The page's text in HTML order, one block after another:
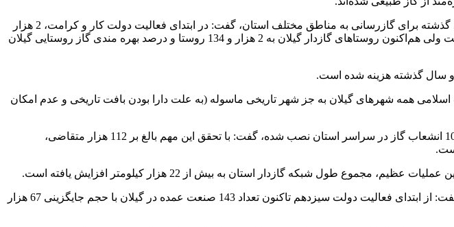
به گزارش آفتاب شمال ، مدیرعامل شرکت گاز استان گیلان با اشاره به اقدامات صورت‌گرفته در دو سال گذشته برای گازرسانی به مناطق مختلف استان، گفت: در ابتدای فعالیت دولت کار و کرامت، 2 هزار
و 80 روستا بهره‌مند از گازطبیعی بود و درصد برخورداری گاز روستایی استان بر روی 95.9 درصد قرار داشت ولی هم‌اکنون روستاهای گازدار گیلان به 2 هزار و 134 روستا و درصد بهره مندی گاز روستایی گیلان
همه شهرهای گیلان به جز شهر تاریخی ماسوله (به علت دارا بودن بافت تاریخی و عدم امکان
مدیرعامل شرکت گاز استان گیلان با بیان این‌که از ابتدای فعالیت دولت کار و کرامت تاکنون، 36 هزار و 100 انشعاب گاز در سراسر استان نصب شده، گفت: با تحقق این مهم بالغ بر 112 هزار متقاضی،
مدیرعامل شرکت گاز استان گیلان در ادامه، نقش گاز را در رونق تولید و توسعه استان بی‌بدیل دانست و گفت: از ابتدای فعالیت دولت سیزدهم تاکنون تعداد 143 صنعت عمده در گیلان با حجم جایگزینی 67 هزار